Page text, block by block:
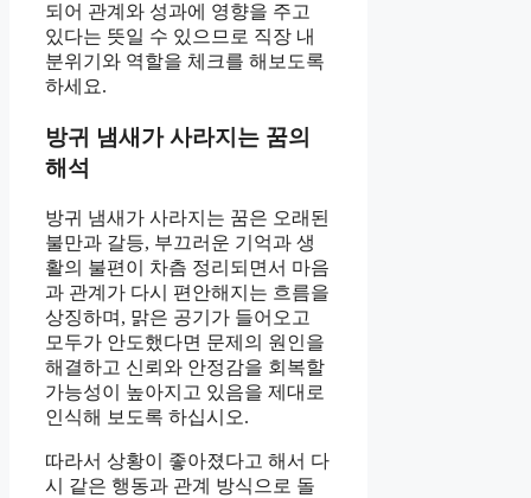
되어 관계와 성과에 영향을 주고
있다는 뜻일 수 있으므로 직장 내
분위기와 역할을 체크를 해보도록
하세요.
방귀 냄새가 사라지는 꿈의
해석
방귀 냄새가 사라지는 꿈은 오래된
불만과 갈등, 부끄러운 기억과 생
활의 불편이 차츰 정리되면서 마음
과 관계가 다시 편안해지는 흐름을
상징하며, 맑은 공기가 들어오고
모두가 안도했다면 문제의 원인을
해결하고 신뢰와 안정감을 회복할
가능성이 높아지고 있음을 제대로
인식해 보도록 하십시오.
따라서 상황이 좋아졌다고 해서 다
시 같은 행동과 관계 방식으로 돌